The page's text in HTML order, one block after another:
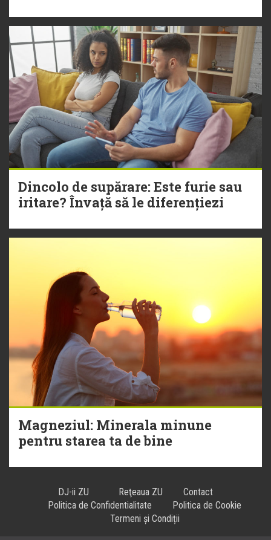
Dincolo de supărare: Este furie sau
iritare? Învață să le diferențiezi
Magneziul: Minerala minune
pentru starea ta de bine
DJ-ii ZU Reţeaua ZU
Contact
Politica de Confidentialitate
Politica de Cookie
Termeni și Condiții